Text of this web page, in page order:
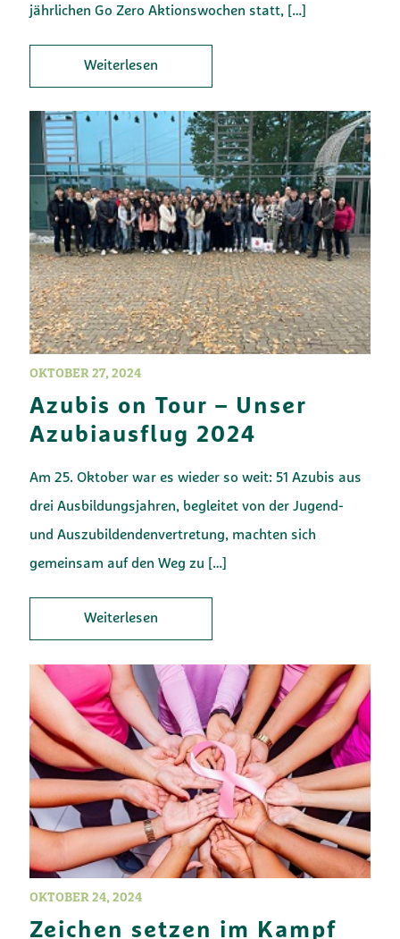
jährlichen Go Zero Aktionswochen statt, […]
Weiterlesen
OKTOBER 27, 2024
Azubis on Tour – Unser
Azubiausflug 2024
Am 25. Oktober war es wieder so weit: 51 Azubis aus
drei Ausbildungsjahren, begleitet von der Jugend-
und Auszubildendenvertretung, machten sich
gemeinsam auf den Weg zu […]
Weiterlesen
OKTOBER 24, 2024
Zeichen setzen im Kampf